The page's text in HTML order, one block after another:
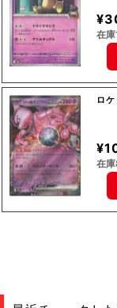
在
ロ
在